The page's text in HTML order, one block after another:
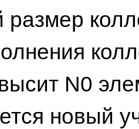
размер
N0
новый